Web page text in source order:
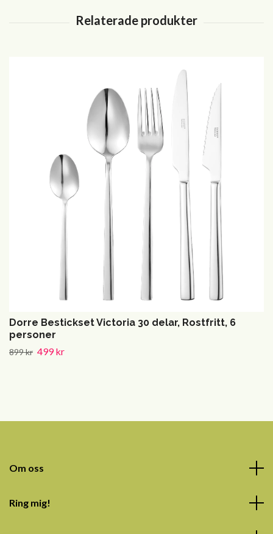
Dorre Bestickset Victoria 30 delar, Rostfritt, 6
personer
899 kr 499 kr
Om oss
Ring mig!